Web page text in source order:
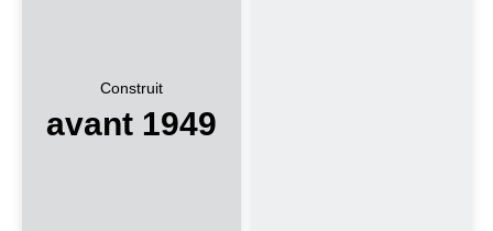
Construit
avant 1949